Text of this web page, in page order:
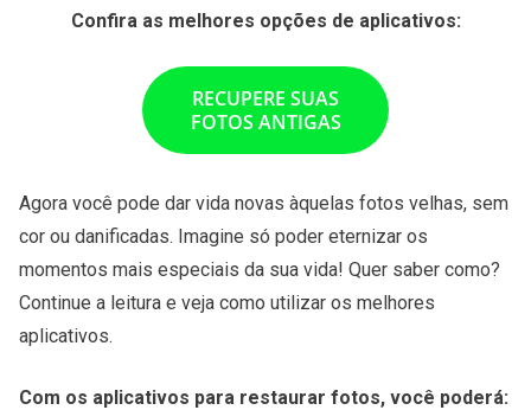
Confira as melhores opções de aplicativos:
RECUPERE SUAS
FOTOS ANTIGAS
Agora você pode dar vida novas àquelas fotos velhas, sem
cor ou danificadas. Imagine só poder eternizar os
momentos mais especiais da sua vida! Quer saber como?
Continue a leitura e veja como utilizar os melhores
aplicativos.
Com os aplicativos para restaurar fotos, você poderá: